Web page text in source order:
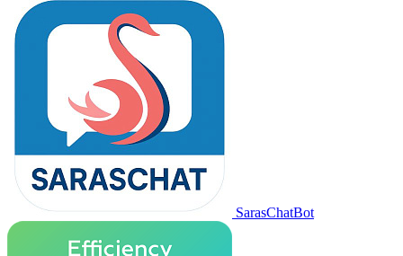
SarasChatBot